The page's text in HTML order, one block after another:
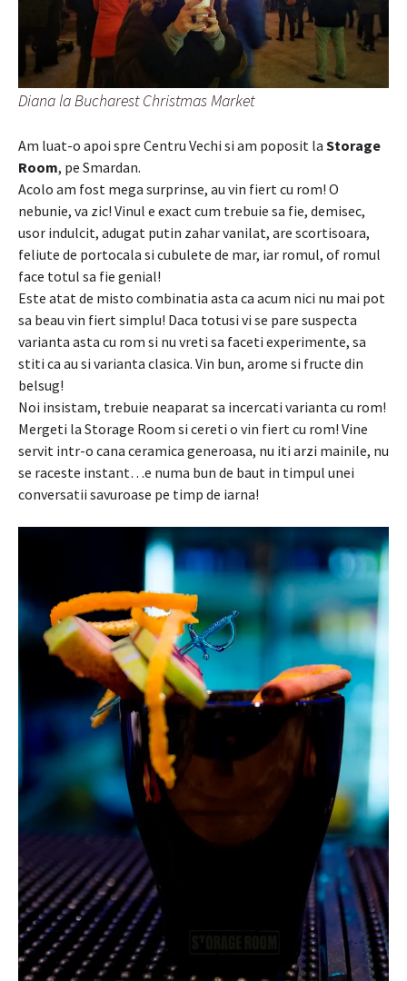
Diana la Bucharest Christmas Market
Am luat-o apoi spre Centru Vechi si am poposit la Storage
Room, pe Smardan.
Acolo am fost mega surprinse, au vin fiert cu rom! O
nebunie, va zic! Vinul e exact cum trebuie sa fie, demisec,
usor indulcit, adugat putin zahar vanilat, are scortisoara,
feliute de portocala si cubulete de mar, iar romul, of romul
face totul sa fie genial!
Este atat de misto combinatia asta ca acum nici nu mai pot
sa beau vin fiert simplu! Daca totusi vi se pare suspecta
varianta asta cu rom si nu vreti sa faceti experimente, sa
stiti ca au si varianta clasica. Vin bun, arome si fructe din
belsug!
Noi insistam, trebuie neaparat sa incercati varianta cu rom!
Mergeti la Storage Room si cereti o vin fiert cu rom! Vine
servit intr-o cana ceramica generoasa, nu iti arzi mainile, nu
se raceste instant…e numa bun de baut in timpul unei
conversatii savuroase pe timp de iarna!